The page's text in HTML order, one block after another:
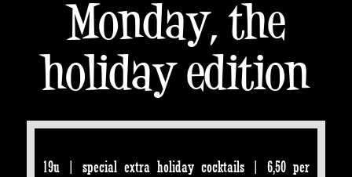
Monday, the
holiday edition
19u | special extra holiday cocktails | 6,50 per